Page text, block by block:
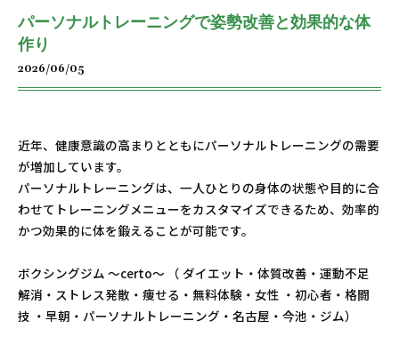
パーソナルトレーニングで姿勢改善と効果的な体
作り
2026/06/05
近年、健康意識の高まりとともにパーソナルトレーニングの需要
が増加しています。
パーソナルトレーニングは、一人ひとりの身体の状態や目的に合
わせてトレーニングメニューをカスタマイズできるため、効率的
かつ効果的に体を鍛えることが可能です。
ボクシングジム ～certo～ （ ダイエット・体質改善・運動不足
解消・ストレス発散・痩せる・無料体験・女性 ・初心者・格闘
技 ・早朝・パーソナルトレーニング・名古屋・今池・ジム）